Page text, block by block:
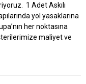
1 Adet Askılı
yol yasaklarına
her noktasına
maliyet ve